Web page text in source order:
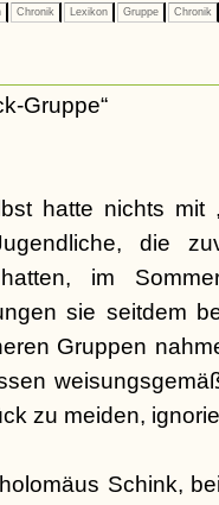
Chronik Lexikon Gruppe Chronik
Gruppe“
hatte nichts mit
die
hatten, im
sie seitdem
Gruppen
zu meiden,
Schink,